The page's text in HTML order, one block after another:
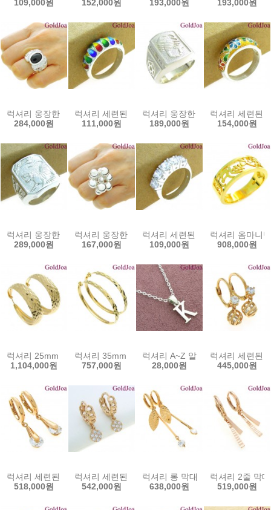
109,000원
152,000원
193,000원
193,000원
럭셔리 웅장한 호랑이 오닉스 실버반지 (20962r) 정품 순은 925 은반
284,000원
럭셔리 세련된 칠보반지 고급 실버반지 (20952r) 선
111,000원
럭셔리 웅장한 전갈 남자 실버반
189,000원
럭셔리 세련된
154,000원
럭셔리 웅장한 호랑이 실버반지 (20949r) 정품 순은 925 은반지 할인
289,000원
럭셔리 웅장한 7mm 볼 포도송이 실버반지
167,000원
럭셔리 세련된 큐빅 실버 반지 (2-
109,000원
럭셔리 옴마니
908,000원
럭셔리 25mm 바나나 컷팅링 14k귀걸이 (gf-e295-1) 14k귀걸이 골드
1,104,000원
럭셔리 35mm 컷팅 링 14k이어링 (g-e307(35)) 14k
757,000원
럭셔리 A~Z 알파벳 이니셜 실버
28,000원
럭셔리 세련된
445,000원
럭셔리 세련된 원터치 큐빅 14k귀걸이 (s-2801e) 14k이어링 골드조아
518,000원
럭셔리 세련된 원터치 큐빅 14k귀걸이 (s-2654e)
542,000원
럭셔리 롱 막대 원터치 큐빅 14k
638,000원
럭셔리 2줄 막
519,000원